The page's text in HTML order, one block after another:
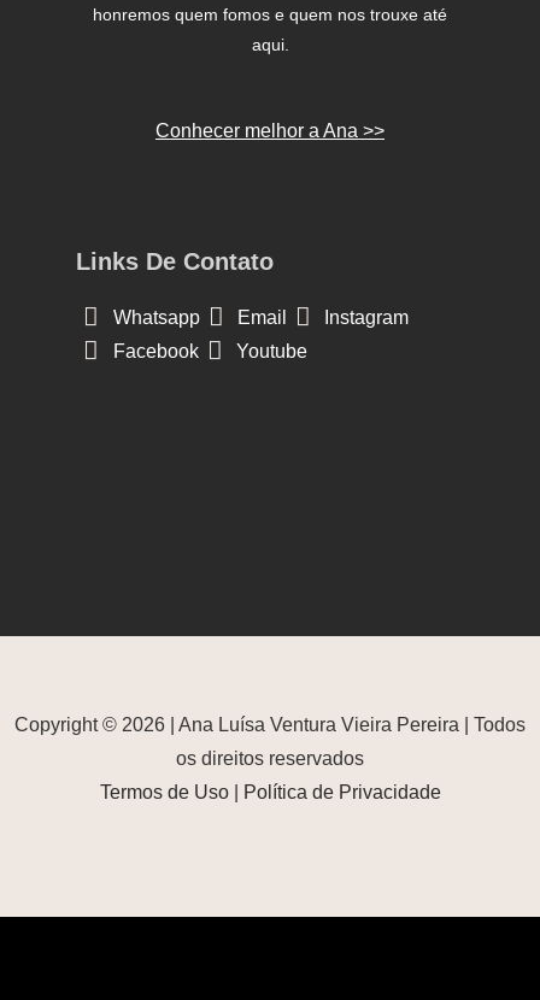
honremos quem fomos e quem nos trouxe até
aqui.
Conhecer melhor a Ana >>
Links De Contato
Whatsapp Email
Instagram
Facebook
Youtube
Copyright © 2026 | Ana Luísa Ventura Vieira Pereira | Todos
os direitos reservados
Termos de Uso| Política de Privacidade